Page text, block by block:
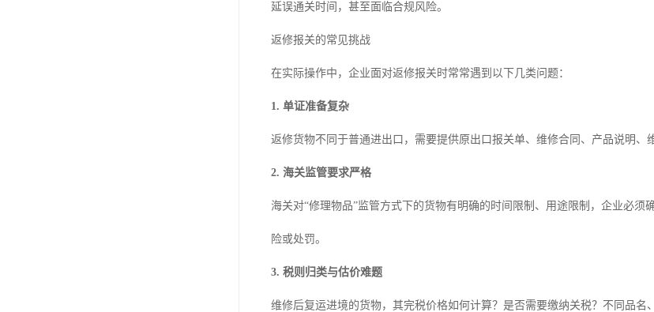
延误通关时间，甚至面临合规风险。
返修报关的常见挑战
在实际操作中，企业面对返修报关时常常遇到以下几类问题：
1. 单证准备复杂
返修货物不同于普通进出口，需要提供原出口报关单、维修合同、产品说明、
2. 海关监管要求严格
海关对“修理物品”监管方式下的货物有明确的时间限制、用途限制，企业必
险或处罚。
3. 税则归类与估价难题
维修后复运进境的货物，其完税价格如何计算？是否需要缴纳关税？不同品